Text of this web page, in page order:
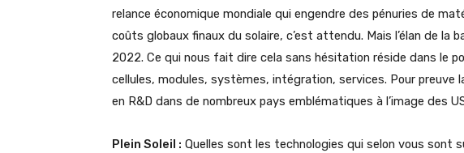
relance économique mondiale qui engendre des pénuries de
coûts globaux finaux du solaire, c’est attendu. Mais l’élan de la
2022. Ce qui nous fait dire cela sans hésitation réside dans le
cellules, modules, systèmes, intégration, services. Pour preuve
en R&D dans de nombreux pays emblématiques à l’image des
Plein Soleil : Quelles sont les technologies qui selon vous sont